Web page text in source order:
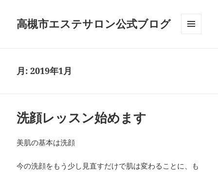
高槻市エステサロン公式ブログ
月:2019年1月
洗顔レッスン始めます
美肌の基本は洗顔
今の洗顔をもう少し見直すだけで肌は変わることに、も